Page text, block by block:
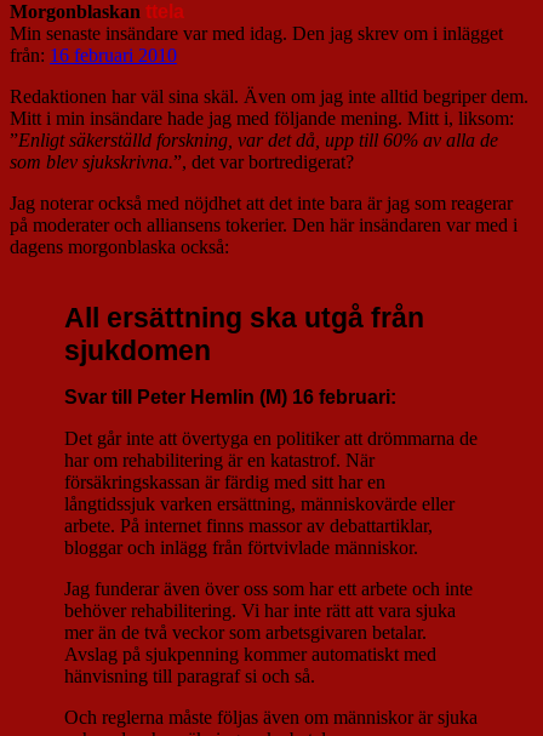
Morgonblaskan ttela
Min senaste insändare var med idag. Den jag skrev om i inlägget
från: 16 februari 2010
Redaktionen har väl sina skäl. Även om jag inte alltid begriper dem.
Mitt i min insändare hade jag med följande mening. Mitt i, liksom:
”Enligt säkerställd forskning, var det då, upp till 60% av alla de
som blev sjukskrivna.”, det var bortredigerat?
Jag noterar också med nöjdhet att det inte bara är jag som reagerar
på moderater och alliansens tokerier. Den här insändaren var med i
dagens morgonblaska också:
All ersättning ska utgå från
sjukdomen
Svar till Peter Hemlin (M) 16 februari:
Det går inte att övertyga en politiker att drömmarna de
har om rehabilitering är en katastrof. När
försäkringskassan är färdig med sitt har en
långtidssjuk varken ersättning, människovärde eller
arbete. På internet finns massor av debattartiklar,
bloggar och inlägg från förtvivlade människor.
Jag funderar även över oss som har ett arbete och inte
behöver rehabilitering. Vi har inte rätt att vara sjuka
mer än de två veckor som arbetsgivaren betalar.
Avslag på sjukpenning kommer automatiskt med
hänvisning till paragraf si och så.
Och reglerna måste följas även om människor är sjuka